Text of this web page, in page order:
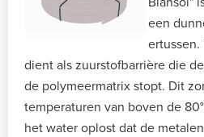
een
ertussen.
dient als zuurstofbarrière die
de polymeermatrix stopt. Dit
temperaturen van boven de
het water oplost dat de